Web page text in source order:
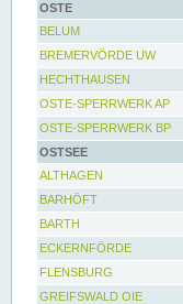
OSTE
BELUM
BREMERVÖRDE UW
HECHTHAUSEN
OSTE-SPERRWERK AP
OSTE-SPERRWERK BP
OSTSEE
ALTHAGEN
BARHÖFT
BARTH
ECKERNFÖRDE
FLENSBURG
GREIFSWALD OIE